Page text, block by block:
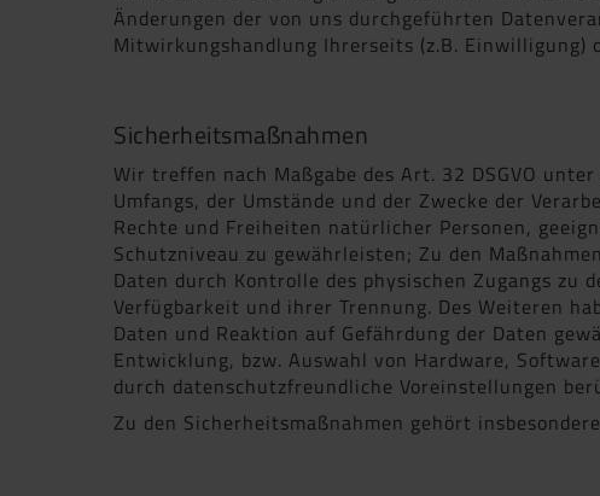
Änderungen der von uns durchgeführten
Mitwirkungshandlung Ihrerseits (z.B.
Sicherheitsmaßnahmen
Wir treffen nach Maßgabe des Art. 32 DSGVO
Umfangs, der Umstände und der Zwecke der
Rechte und Freiheiten natürlicher Personen,
Schutzniveau zu gewährleisten; Zu den
Daten durch Kontrolle des physischen Zugangs zu
Verfügbarkeit und ihrer Trennung. Des Weiteren
Daten und Reaktion auf Gefährdung der Daten
Entwicklung, bzw. Auswahl von Hardware,
durch datenschutzfreundliche Voreinstellungen
Zu den Sicherheitsmaßnahmen gehört